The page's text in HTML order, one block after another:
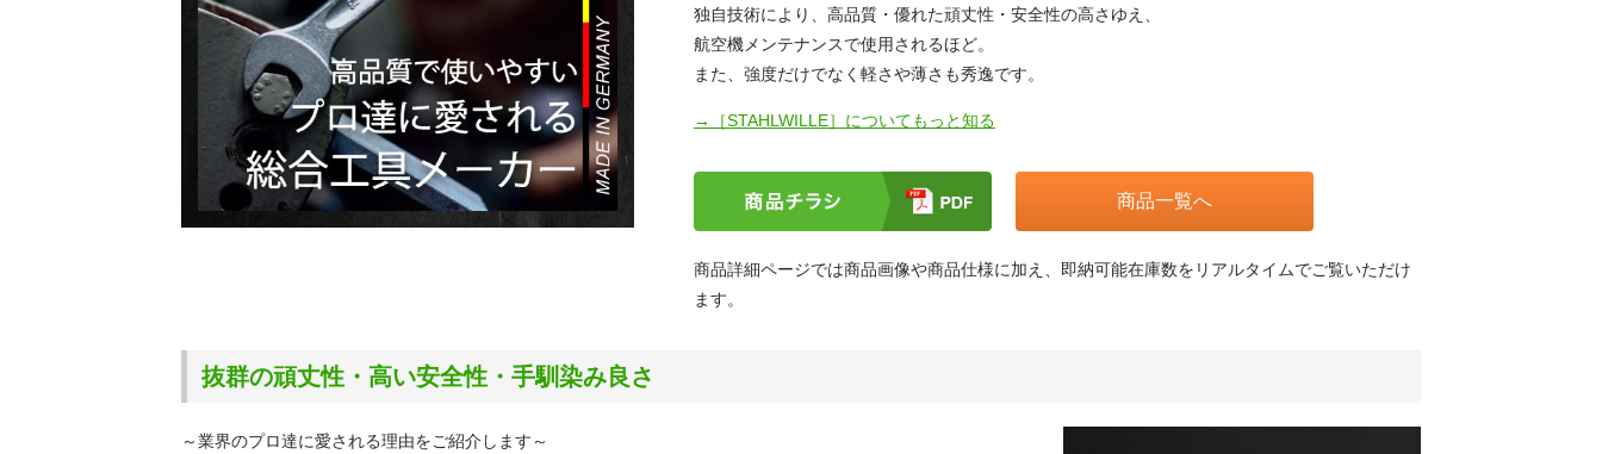
独自技術により、高品質・優れた頑丈性・安全性の高さゆえ、
航空機メンテナンスで使用されるほど。
また、強度だけでなく軽さや薄さも秀逸です。
→［STAHLWILLE］についてもっと知る
商品一覧へ
商品詳細ページでは商品画像や商品仕様に加え、即納可能在庫数をリアルタイムでご覧いただけ
ます。
抜群の頑丈性・高い安全性・手馴染み良さ
～業界のプロ達に愛される理由をご紹介します～